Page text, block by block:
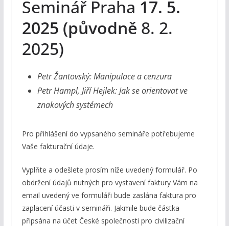
Seminář Praha 17. 5.
2025 (původně 8. 2.
2025)
Petr Žantovský: Manipulace a cenzura
Petr Hampl, Jiří Hejlek: Jak se orientovat ve
znakových systémech
Pro přihlášení do vypsaného semináře potřebujeme
Vaše fakturační údaje.
Vyplňte a odešlete prosím níže uvedený formulář. Po
obdržení údajů nutných pro vystavení faktury Vám na
email uvedený ve formuláři bude zaslána faktura pro
zaplacení účasti v semináři. Jakmile bude částka
připsána na účet České společnosti pro civilizační